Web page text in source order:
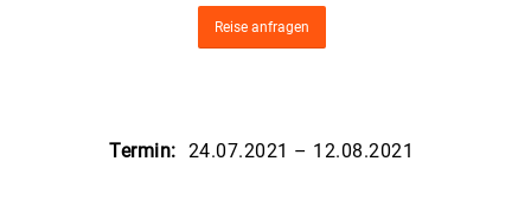
Reise anfragen
Termin: 24.07.2021 – 12.08.2021